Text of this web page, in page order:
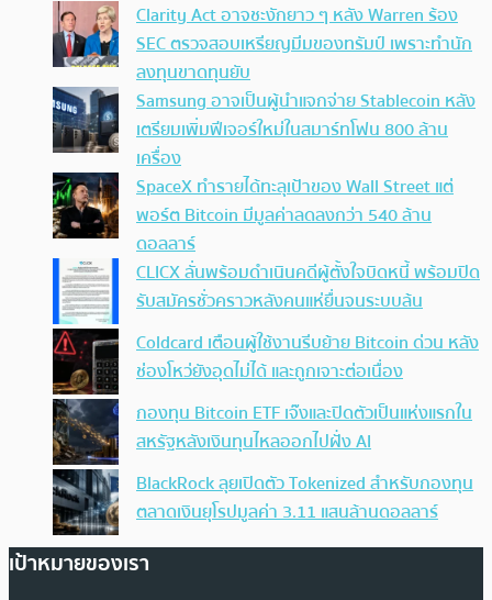
Clarity Act อาจชะงักยาว ๆ หลัง Warren ร้อง
SEC ตรวจสอบเหรียญมีมของทรัมป์ เพราะทำนัก
ลงทุนขาดทุนยับ
Samsung อาจเป็นผู้นำแจกจ่าย Stablecoin หลัง
เตรียมเพิ่มฟีเจอร์ใหม่ในสมาร์ทโฟน 800 ล้าน
เครื่อง
SpaceX ทำรายได้ทะลุเป้าของ Wall Street แต่
พอร์ต Bitcoin มีมูลค่าลดลงกว่า 540 ล้าน
ดอลลาร์
CLICX ลั่นพร้อมดำเนินคดีผู้ตั้งใจบิดหนี้ พร้อมปิด
รับสมัครชั่วคราวหลังคนแห่ยื่นจนระบบล้น
Coldcard เตือนผู้ใช้งานรีบย้าย Bitcoin ด่วน หลัง
ช่องโหว่ยังอุดไม่ได้ และถูกเจาะต่อเนื่อง
กองทุน Bitcoin ETF เจ๊งและปิดตัวเป็นแห่งแรกใน
สหรัฐหลังเงินทุนไหลออกไปฝั่ง AI
BlackRock ลุยเปิดตัว Tokenized สำหรับกองทุน
ตลาดเงินยุโรปมูลค่า 3.11 แสนล้านดอลลาร์
เป้าหมายของเรา